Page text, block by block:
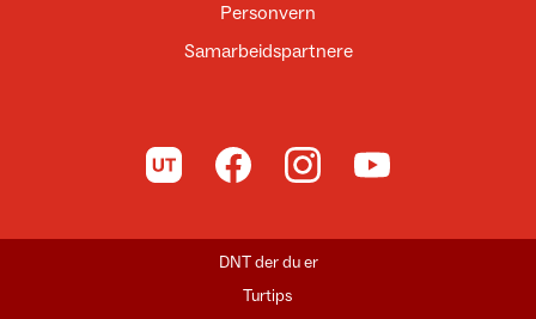
Personvern
Samarbeidspartnere
Til UT.no Til DNT på Facebook
Til DNT på Instagram
Til DNT på YouTube
DNT der du er
Turtips